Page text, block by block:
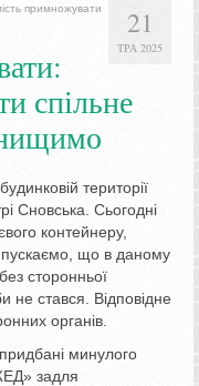
21
ТРА 2025
примножувати
спільне
території
Сновська. Сьогодні
контейнеру,
що в даному
сторонньої
стався. Відповідне
органів.
минулого
задля